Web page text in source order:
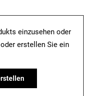
einzusehen oder
erstellen Sie ein